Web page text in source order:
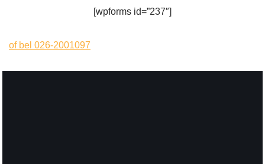
[wpforms id=”237″]
of bel 026-2001097